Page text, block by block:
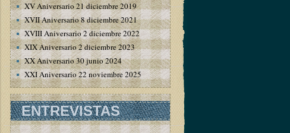
XV Aniversario 21 diciembre 2019
XVII Aniversario 8 diciembre 2021
XVIII Aniversario 2 diciembre 2022
XIX Aniversario 2 diciembre 2023
XX Aniversario 30 junio 2024
XXI Aniversario 22 noviembre 2025
ENTREVISTAS